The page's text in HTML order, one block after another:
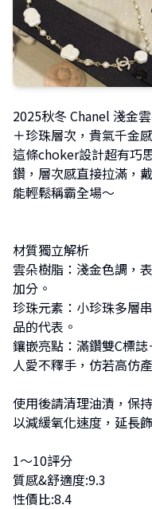
2025秋冬 Chanel 淺金
＋珍珠層次，貴氣千金
這條choker設計超有巧
鑽，層次感直接拉滿，
能輕鬆稱霸全場～
材質獨立解析
雲朵樹脂：淺金色調，
加分。
珍珠元素：小珍珠多層
品的代表。
鑲嵌亮點：滿鑽雙C標
人愛不釋手，仿若高仿
使用後請清理油漬，保
以減緩氧化速度，延長
1～10評分
質感&舒適度:9.3
性價比:8.4